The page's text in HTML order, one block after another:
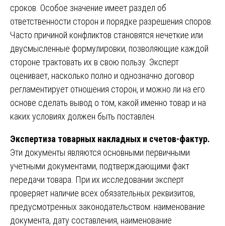
сроков. Особое значение имеет раздел об
ответственности сторон и порядке разрешения споров.
Часто причиной конфликтов становятся нечеткие или
двусмысленные формулировки, позволяющие каждой
стороне трактовать их в свою пользу. Эксперт
оценивает, насколько полно и однозначно договор
регламентирует отношения сторон, и можно ли на его
основе сделать вывод о том, какой именно товар и на
каких условиях должен быть поставлен.
Экспертиза товарных накладных и счетов-фактур.
Эти документы являются основными первичными
учетными документами, подтверждающими факт
передачи товара. При их исследовании эксперт
проверяет наличие всех обязательных реквизитов,
предусмотренных законодательством: наименование
документа, дату составления, наименование